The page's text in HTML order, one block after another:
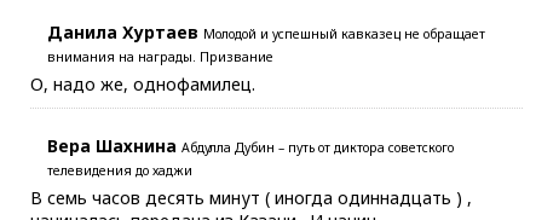
Данила Хуртаев Молодой и успешный кавказец не обращает
внимания на награды. Призвание
О, надо же, однофамилец.
Вера Шахнина Абдулла Дубин – путь от диктора советского
телевидения до хаджи
В семь часов десять минут ( иногда одиннадцать ) ,